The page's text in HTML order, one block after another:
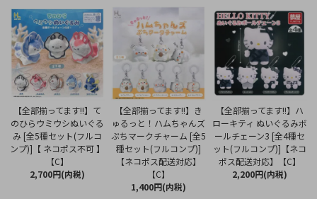
【全部揃ってます!!】て
のひらウミウシぬいぐる
み [全5種セット(フルコ
ンプ)]【 ネコポス不可 】
【C】
2,700円(内税)
【全部揃ってます!!】き
ゅるっと！ハムちゃんズ
ぷちマークチャーム [全5
種セット(フルコンプ)]
【ネコポス配送対応】
【C】
1,400円(内税)
【全部揃ってます!!】ハ
ローキティ ぬいぐるみボ
ールチェーン3 [全4種セ
ット(フルコンプ)]【ネコ
ポス配送対応】【C】
2,200円(内税)